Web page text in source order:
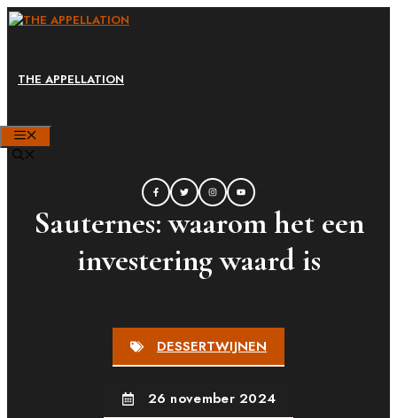
Ga
inhoud
THE APPELLATION
Sauternes: waarom het een
investering waard is
DESSERTWIJNEN
26 november 2024